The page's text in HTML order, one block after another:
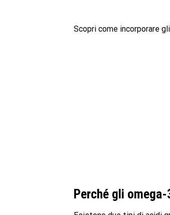
Scopri come incorporare
Perché gli